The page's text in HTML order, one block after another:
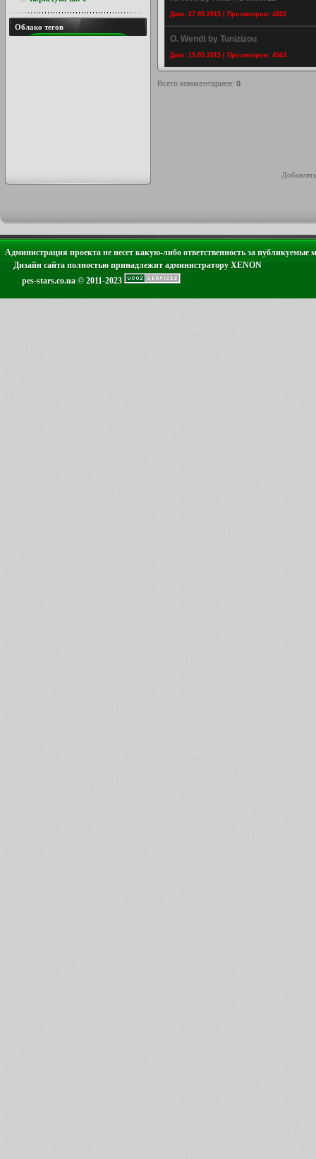
Дата: 27.05.2015 | Просмотров: 4822
O. Wendt by Tunizizou
Дата: 19.05.2015 | Просмотров: 4044
Всего комментариев: 0
Облако тегов
Администрация проекта не несет какую-либо ответственность за публикуемые
Дизайн сайта полностью принадлежит администратору XENON
pes-stars.co.ua © 2011-2023